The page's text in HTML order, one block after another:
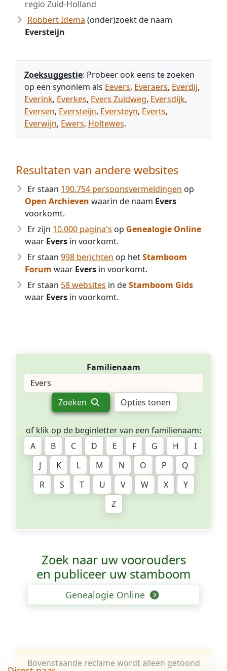
regio Zuid-Holland
Robbert Idema (onder)zoekt de naam
Eversteijn
Zoeksuggestie: Probeer ook eens te zoeken
op een synoniem als Eevers, Everaers, Everdij,
Everink, Everkes, Evers Zuidweg, Eversdijk,
Eversen, Eversteijn, Eversteyn, Everts,
Everwijn, Ewers, Holtewes.
Resultaten van andere websites
Er staan 190.754 persoonsvermeldingen op
Open Archieven waarin de naam Evers
voorkomt.
Er zijn 10.000 pagina's op Genealogie Online
waar Evers in voorkomt.
Er staan 998 berichten op hetStamboom
Forum waar Evers in voorkomt.
Er staan 58 websites in deStamboom Gids
waar Evers in voorkomt.
Familienaam
Zoeken Opties tonen
of klik op de beginletter van een familienaam:
A
B C D E F G H
I
J
K L M N O P
Q
R
S T U V W X
Y
Z
Zoek naar uw voorouders
en publiceer uw stamboom
Genealogie Online
Bovenstaande reclame wordt alleen getoond